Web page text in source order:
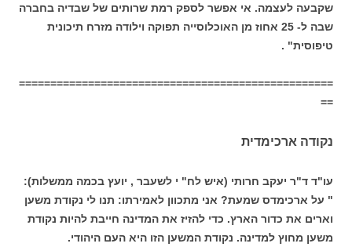
שקבעה לעצמה. אי אפשר לספק רמת שרותים של שבדיה בחברה
שבה ל- 25 אחוז מן האוכלוסייה תפוקה וילודה מזרח תיכונית
טיפוסית" .
==================================================
==
נקודה ארכימדית
עו"ד ד"ר יעקב חרותי (איש לח" י לשעבר , יועץ בכמה ממשלות):
" על ארכימדס שמעת? אני מתכוון לאמירתו: תנו לי נקודת משען
וארים את כדור הארץ. כדי להזיז את המדינה חייבת להיות נקודת
משען מחוץ למדינה. נקודת המשען הזו היא העם היהודי.